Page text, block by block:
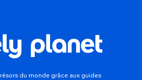
du monde grâce aux guides